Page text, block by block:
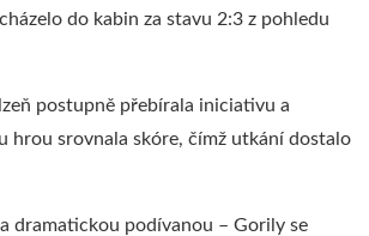
do kabin za stavu 2:3 z pohledu
postupně přebírala iniciativu a
hrou srovnala skóre, čímž utkání dostalo
dramatickou podívanou – Gorily se